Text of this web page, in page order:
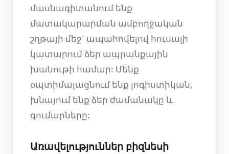
մասնագիտանում ենք
մատակարարման ամբողջական
շղթայի մեջ` ապահովելով հուսալի
կատարում ձեր ապրանքային
խանութի համար: Մենք
օպտիմալացնում ենք լոգիստիկան,
խնայում ենք ձեր ժամանակը և
գումարները:
Առավելություններ բիզնեսի